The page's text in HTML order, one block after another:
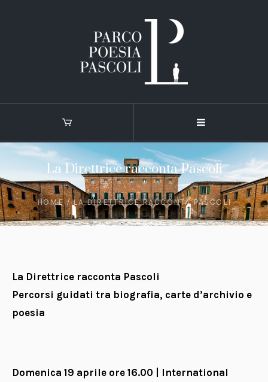
La Direttrice racconta Pascoli
HOME / LA DIRETTRICE RACCONTA PASCOLI
La Direttrice racconta Pascoli
Percorsi guidati tra biografia, carte d’archivio e
poesia
Domenica 19 aprile ore 16.00 | International